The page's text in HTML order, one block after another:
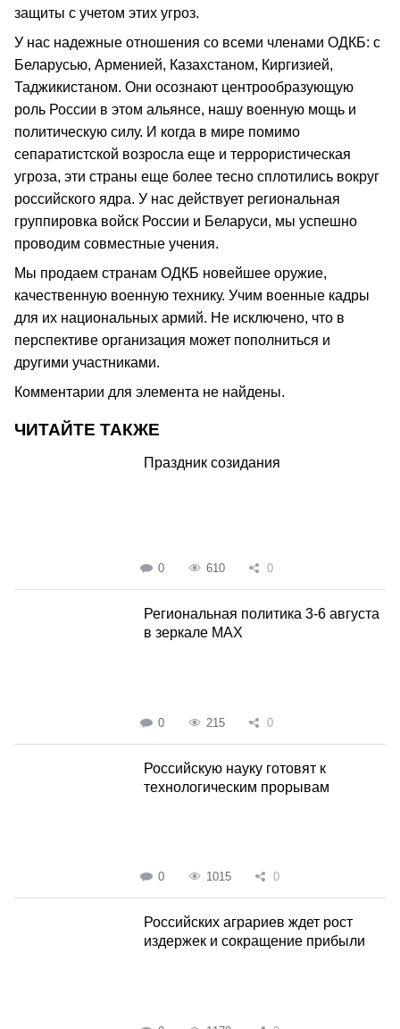
защиты с учетом этих угроз.
У нас надежные отношения со всеми членами ОДКБ: с
Беларусью, Арменией, Казахстаном, Киргизией,
Таджикистаном. Они осознают центрообразующую
роль России в этом альянсе, нашу военную мощь и
политическую силу. И когда в мире помимо
сепаратистской возросла еще и террористическая
угроза, эти страны еще более тесно сплотились вокруг
российского ядра. У нас действует региональная
группировка войск России и Беларуси, мы успешно
проводим совместные учения.
Мы продаем странам ОДКБ новейшее оружие,
качественную военную технику. Учим военные кадры
для их национальных армий. Не исключено, что в
перспективе организация может пополниться и
другими участниками.
Комментарии для элемента не найдены.
ЧИТАЙТЕ ТАКЖЕ
Праздник созидания
0 610 0
Региональная политика 3-6 августа
в зеркале MAX
0 215 0
Российскую науку готовят к
технологическим прорывам
0 1015 0
Российских аграриев ждет рост
издержек и сокращение прибыли